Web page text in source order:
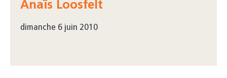
Anaïs Loosfelt
dimanche 6 juin 2010